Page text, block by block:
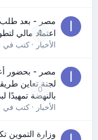
0
مصر - بعد طلب
اعتماد مالي
الأخبار· كتب في
0
مصر - بحضور
لجنة تعاين
بالنهضة تمهيدًا
الأخبار· كتب في
وزارة التموين